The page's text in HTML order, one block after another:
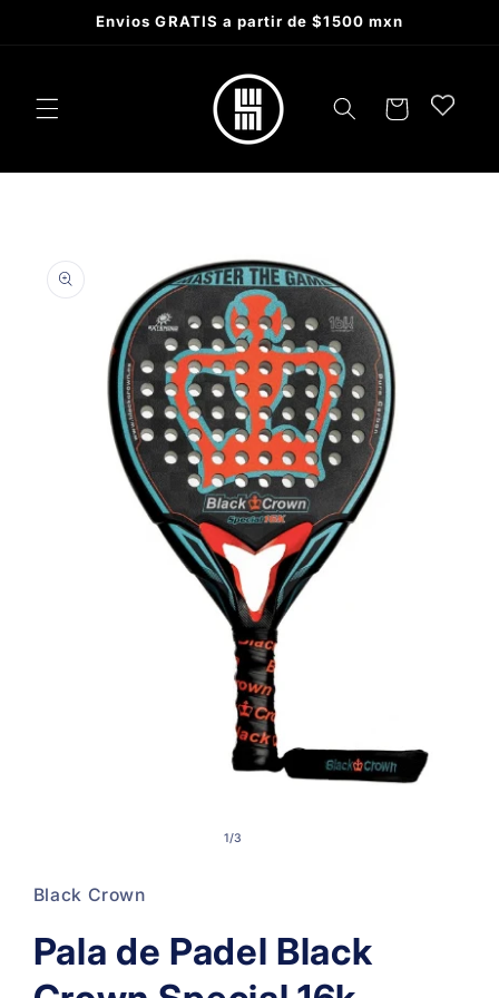
Skip toEnvios GRATIS a partir de $1500 mxn
Cart
information
1/
of3
Black Crown
Pala de Padel Black